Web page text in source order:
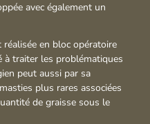
avec également un
en bloc opératoire
à traiter les problématiques
peut aussi par sa
plus rares associées
de graisse sous le